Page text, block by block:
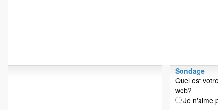
Sondage
Quel est
web?
Je n'aime